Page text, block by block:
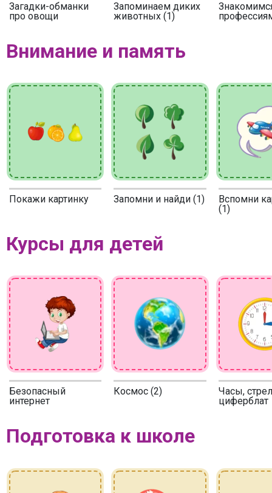
Загадки-обманки
про овощи
Запоминаем диких
животных (1)
Внимание и память
Покажи картинку Запомни и найди (1)
Вспомни
(1)
Курсы для детей
Безопасный
интернет
Космос (2)
Часы,
циферблат
Подготовка к школе